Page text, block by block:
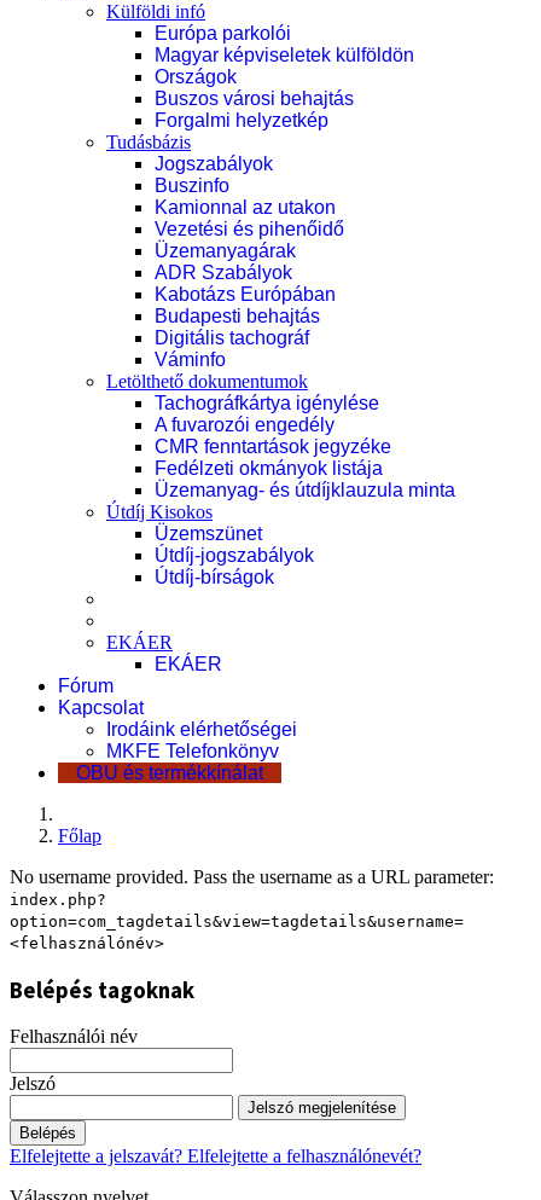
Külföldi infó
Európa parkolói
Magyar képviseletek külföldön
Országok
Buszos városi behajtás
Forgalmi helyzetkép
Tudásbázis
Jogszabályok
Buszinfo
Kamionnal az utakon
Vezetési és pihenőidő
Üzemanyagárak
ADR Szabályok
Kabotázs Európában
Budapesti behajtás
Digitális tachográf
Váminfo
Letölthető dokumentumok
Tachográfkártya igénylése
A fuvarozói engedély
CMR fenntartások jegyzéke
Fedélzeti okmányok listája
Üzemanyag- és útdíjklauzula minta
Útdíj Kisokos
Üzemszünet
Útdíj-jogszabályok
Útdíj-bírságok
EKÁER
EKÁER
Fórum
Kapcsolat
Irodáink elérhetőségei
MKFE Telefonkönyv
OBU és termékkínálat
Főlap
No username provided. Pass the username as a URL parameter:
index.php?
option=com_tagdetails&view=tagdetails&username=
<felhasználónév>
Belépés tagoknak
Felhasználói név
Jelszó
Jelszó megjelenítése
Belépés
Elfelejtette a jelszavát? Elfelejtette a felhasználónevét?